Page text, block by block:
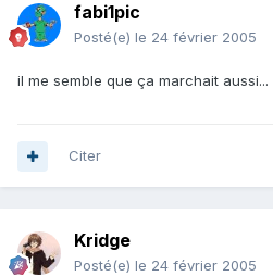
fabi1pic
Posté(e) le 24 février 2005
il me semble que ça marchait aussi...
Citer
Kridge
Posté(e) le 24 février 2005